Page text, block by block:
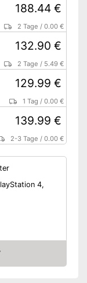
188.44 €
2 Tage /0.00 €
132.90 €
2 Tage / 5.49 €
129.99 €
1 Tag /0.00 €
139.99 €
2-3 Tage /0.00 €
4,